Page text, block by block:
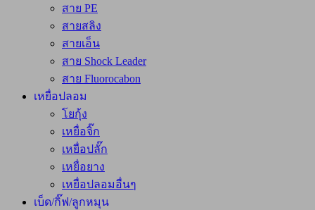
สาย PE
สายสลิง
สายเอ็น
สาย Shock Leader
สาย Fluorocabon
เหยื่อปลอม
โยกุ้ง
เหยื่อจิ๊ก
เหยื่อปลั๊ก
เหยื่อยาง
เหยื่อปลอมอื่นๆ
เบ็ด/กิ๊ฟ/ลูกหมุน